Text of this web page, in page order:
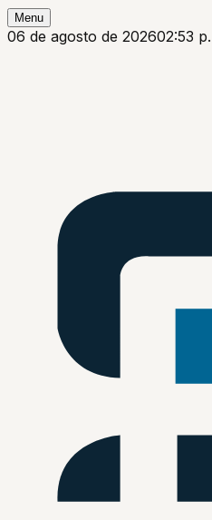
Menu
06 de agosto de 202602:53